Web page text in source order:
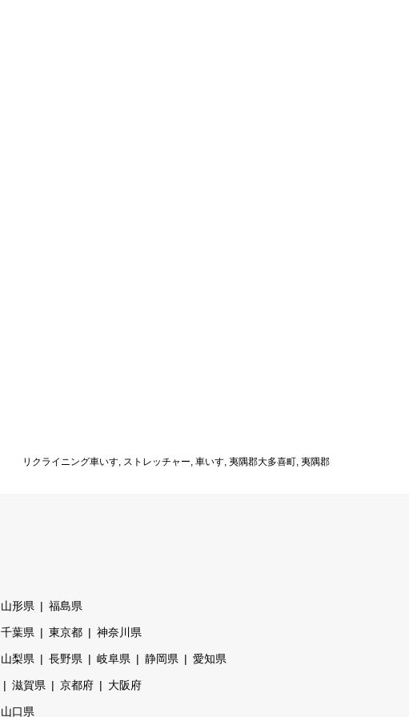
リクライニング車いす, ストレッチャー,車いす,夷隅郡大多喜町,夷隅郡
山形県 福島県
千葉県 東京都 神奈川県
山梨県 長野県 岐阜県 静岡県 愛知県
滋賀県 京都府 大阪府
山口県